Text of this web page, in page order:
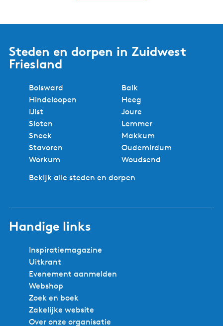
Steden en dorpen in Zuidwest
Friesland
Bolsward
Balk
Hindeloopen
Heeg
IJlst
Joure
Sloten
Lemmer
Sneek
Makkum
Stavoren
Oudemirdum
Workum
Woudsend
Bekijk alle steden en dorpen
Handige links
Inspiratiemagazine
Uitkrant
Evenement aanmelden
Webshop
Zoek en boek
Zakelijke website
Over onze organisatie